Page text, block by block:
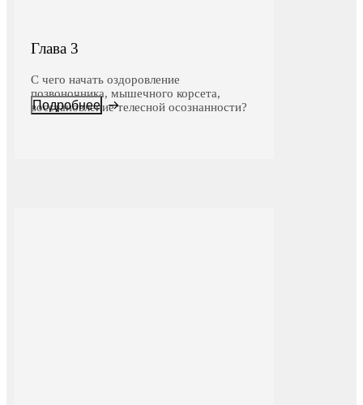
Глава 3
С чего начать оздоровление
позвоночника, мышечного корсета,
восстановление телесной осознанности?
Подробнее